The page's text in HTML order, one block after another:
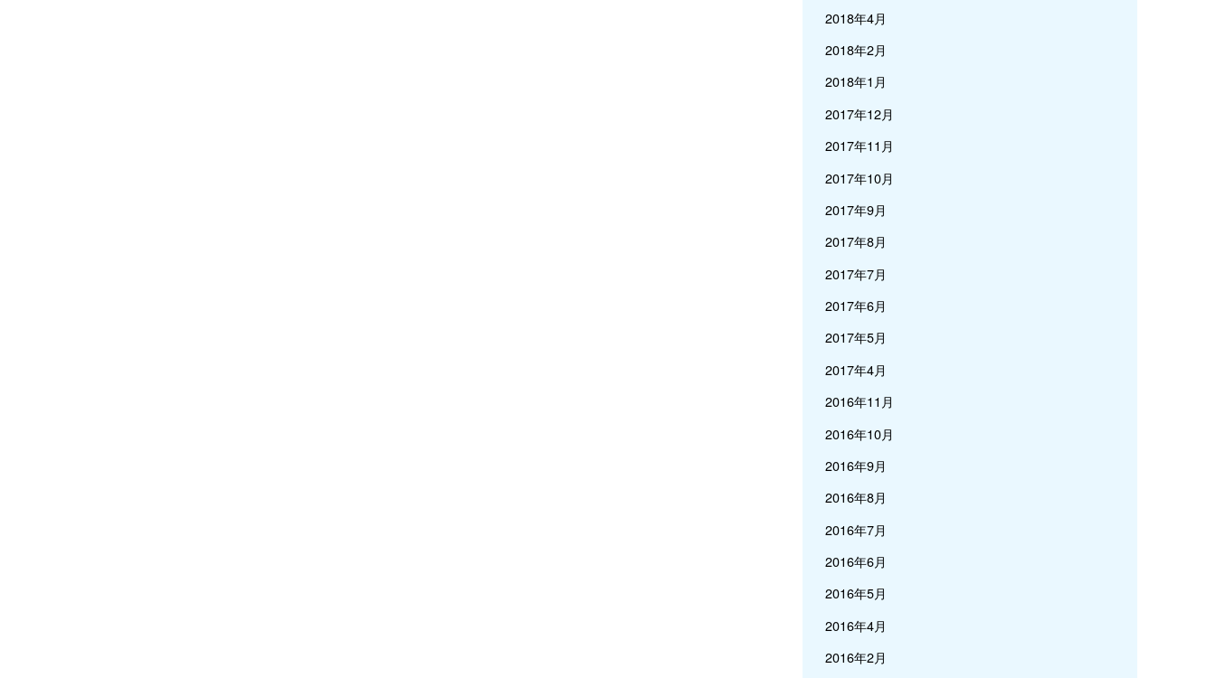
2018年4月
2018年2月
2018年1月
2017年12月
2017年11月
2017年10月
2017年9月
2017年8月
2017年7月
2017年6月
2017年5月
2017年4月
2016年11月
2016年10月
2016年9月
2016年8月
2016年7月
2016年6月
2016年5月
2016年4月
2016年2月